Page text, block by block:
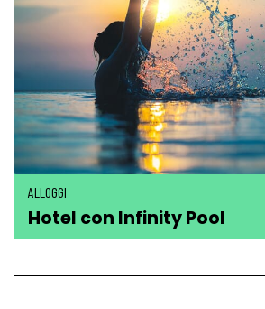
ALLOGGI
Hotel con Infinity Pool